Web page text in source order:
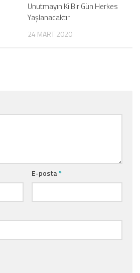
Unutmayın Ki Bir Gün Herkes
Yaşlanacaktır
24 MART 2020
E-posta*